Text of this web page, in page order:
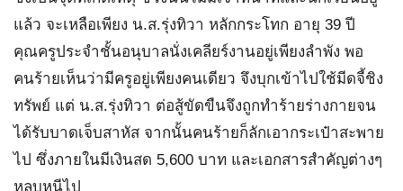
แล้ว จะเหลือเพียง น.ส.รุ่งทิวา หลักกระโทก อายุ 39 ปี
คุณครูประจำชั้นอนุบาลนั่งเคลียร์งานอยู่เพียงลำพัง พอ
คนร้ายเห็นว่ามีครูอยู่เพียงคนเดียว จึงบุกเข้าไปใช้มีดจี้ชิง
ทรัพย์ แต่ น.ส.รุ่งทิวา ต่อสู้ขัดขืนจึงถูกทำร้ายร่างกายจน
ได้รับบาดเจ็บสาหัส จากนั้นคนร้ายก็ลักเอากระเป๋าสะพาย
ไป ซึ่งภายในมีเงินสด 5,600 บาท และเอกสารสำคัญต่างๆ
หลบหนีไป